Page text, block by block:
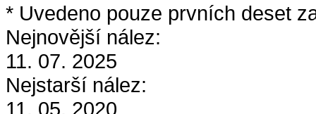
* Uvedeno pouze prvních deset
Nejnovější nález:
11. 07. 2025
Nejstarší nález:
11. 05. 2020